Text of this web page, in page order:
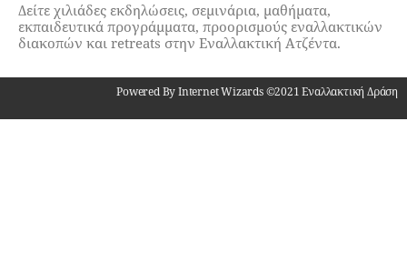
Δείτε χιλιάδες εκδηλώσεις, σεμινάρια, μαθήματα,
εκπαιδευτικά προγράμματα, προορισμούς εναλλακτικών
διακοπών και retreats στην Εναλλακτική Ατζέντα.
Powered By Internet Wizards ©2021 Εναλλακτική Δράση